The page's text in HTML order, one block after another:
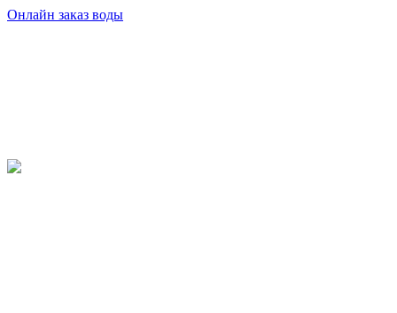
Онлайн заказ воды